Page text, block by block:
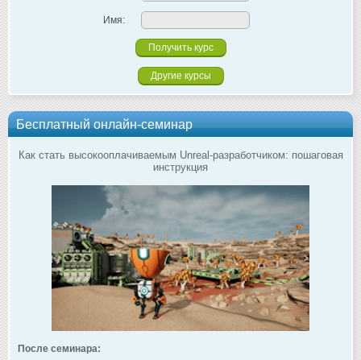
Имя:
Другие курсы
Бесплатный онлайн-семинар
Как стать высокооплачиваемым Unreal-разработчиком: пошаговая
инструкция
После семинара: